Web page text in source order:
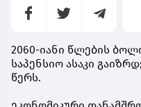
2060-იანი წლების
საპენსიო ასაკი
წერს.